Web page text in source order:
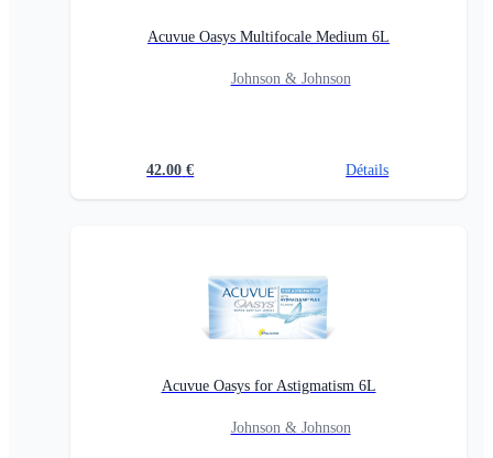
Acuvue Oasys Multifocale Medium 6L
Johnson & Johnson
42.00 € Détails
Acuvue Oasys for Astigmatism 6L
Johnson & Johnson